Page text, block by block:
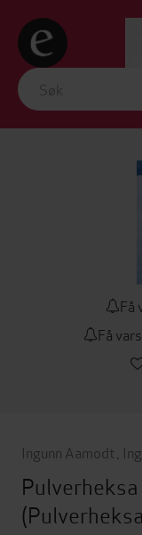
Få
Få
Ingunn Aamodt